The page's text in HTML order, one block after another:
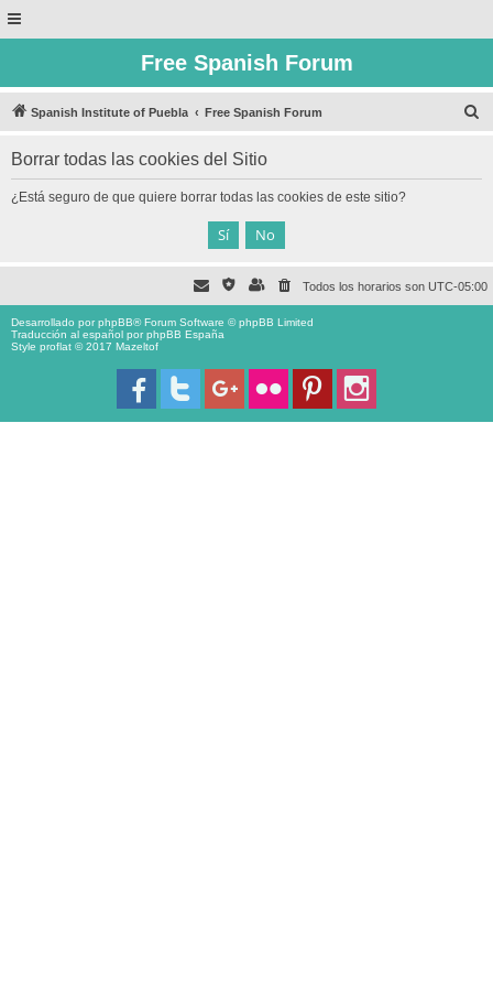
Free Spanish Forum
Spanish Institute of Puebla Free Spanish Forum
Borrar todas las cookies del Sitio
¿Está seguro de que quiere borrar todas las cookies de este sitio?
Todos los horarios son UTC-05:00
Desarrollado porphpBB® Forum Software © phpBB Limited
Traducción al español porphpBB España
Style proflat © 2017 Mazeltof